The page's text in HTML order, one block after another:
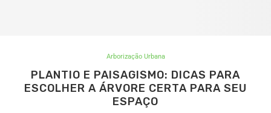
Arborização Urbana
PLANTIO E PAISAGISMO: DICAS PARA
ESCOLHER A ÁRVORE CERTA PARA SEU
ESPAÇO